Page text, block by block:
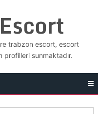
trabzon escort, escort
sunmaktadır.